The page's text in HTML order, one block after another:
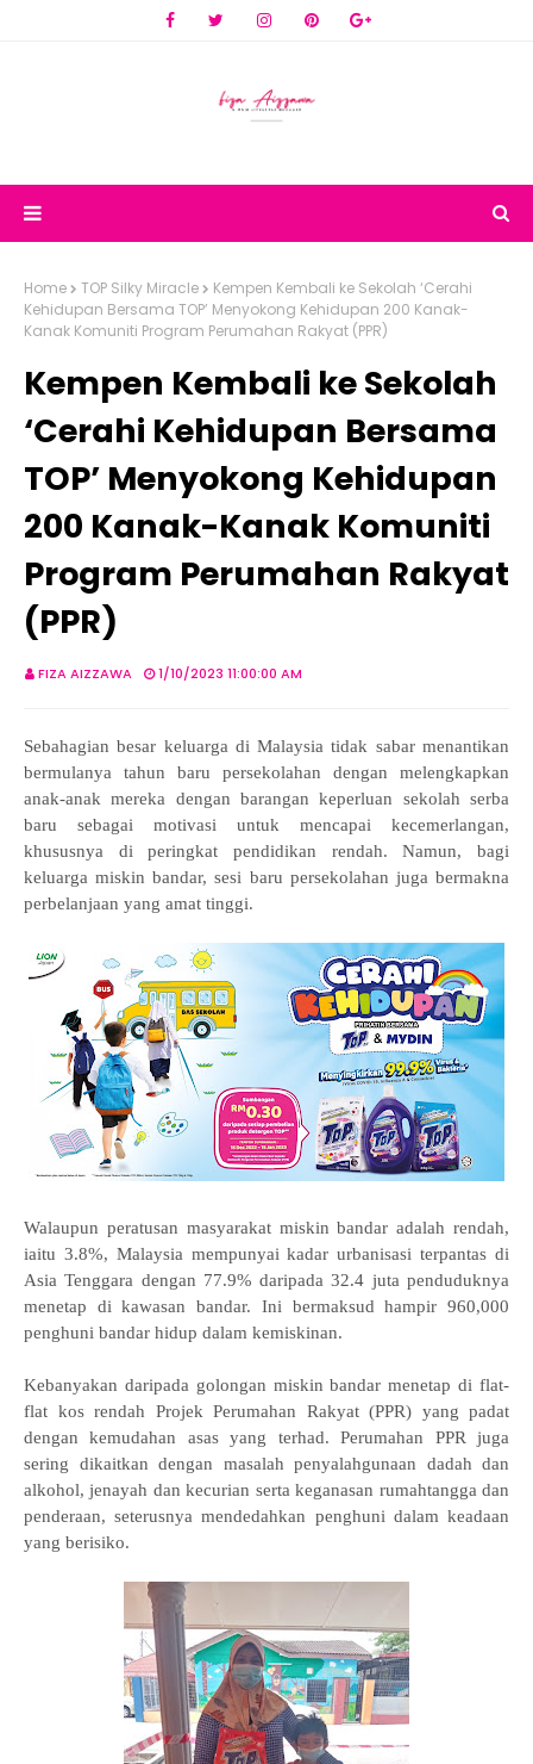
Home TOP Silky Miracle
Kempen Kembali ke Sekolah ‘Cerahi
Kehidupan Bersama TOP’ Menyokong Kehidupan 200 Kanak-
Kanak Komuniti Program Perumahan Rakyat (PPR)
Kempen Kembali ke Sekolah
‘Cerahi Kehidupan Bersama
TOP’ Menyokong Kehidupan
200 Kanak-Kanak Komuniti
Program Perumahan Rakyat
(PPR)
FIZA AIZZAWA 1/10/2023 11:00:00 AM
Sebahagian besar keluarga di Malaysia tidak sabar menantikan
bermulanya tahun baru persekolahan dengan melengkapkan
anak-anak mereka dengan barangan keperluan sekolah serba
baru sebagai motivasi untuk mencapai kecemerlangan,
khususnya di peringkat pendidikan rendah. Namun, bagi
keluarga miskin bandar, sesi baru persekolahan juga bermakna
perbelanjaan yang amat tinggi.
Walaupun peratusan masyarakat miskin bandar adalah rendah,
iaitu 3.8%, Malaysia mempunyai kadar urbanisasi terpantas di
Asia Tenggara dengan 77.9% daripada 32.4 juta penduduknya
menetap di kawasan bandar. Ini bermaksud hampir 960,000
penghuni bandar hidup dalam kemiskinan.
Kebanyakan daripada golongan miskin bandar menetap di flat-
flat kos rendah Projek Perumahan Rakyat (PPR) yang padat
dengan kemudahan asas yang terhad. Perumahan PPR juga
sering dikaitkan dengan masalah penyalahgunaan dadah dan
alkohol, jenayah dan kecurian serta keganasan rumahtangga dan
penderaan, seterusnya mendedahkan penghuni dalam keadaan
yang berisiko.